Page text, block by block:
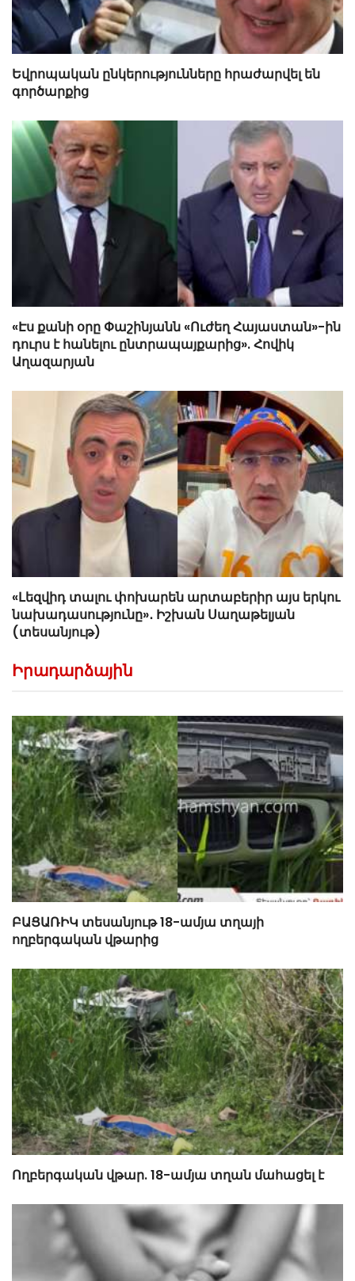
Եվրոպական ընկերությունները հրաժարվել են
գործարքից
«Էս քանի օրը Փաշինյանն «Ուժեղ Հայաստան»-ին
դուրս է հանելու ընտրապայքարից». Հովիկ
Աղազարյան
«Լեզվիդ տալու փոխարեն արտաբերիր այս երկու
նախադասությունը»․ Իշխան Սաղաթելյան
(տեսանյութ)
Իրադարձային
ԲԱՑԱՌԻԿ տեսանյութ 18-ամյա տղայի
ողբերգական վթարից
Ողբերգական վթար. 18-ամյա տղան մահացել է